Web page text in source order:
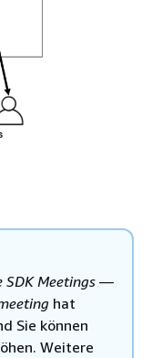
SDK Meetings —
hat
Sie können
Weitere